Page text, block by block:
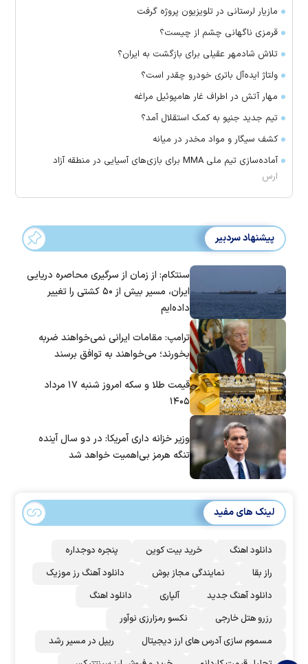
مازیار لرستانی در تلویزیون پروژه گرفت
قرمزی ناگهانی چشم از چیست؟
تلاش شادمهر عقیلی برای بازگشت به ایران؟
ولتاژ ایده‌آل باتری خودرو چقدر است؟
مهار آتش در اطراف غار هامپوئیل مراغه
تیم جدید جنپو به کمک استقلال آمد؟
کشف سیگار و مواد مخدر در میانه
آماده‌سازی تیم ملی MMA برای بازی‌های آسیایی در منطقه آزاد
ارس
پیشنهاد سردبیر
سنتکام: از زمان از سرگیری محاصره دریایی
ایران، مسیر بیش از ۵۰ کشتی را تغییر
داده‌ایم
ترامپ: مقامات ایرانی نمی‌خواهند ضربه
بخورند؛ می‌خواهند به توافق برسند
قیمت طلا و سکه امروز شنبه ۱۷ مرداد
۱۴۰۵
وزیر خزانه داری آمریکا: در دو سال آینده
تنگه هرمز بی‌اهمیت خواهد شد
لینک های مفید
دانلود اهنگ خرید بیت کوین
پنجره دوجداره
راز بقا
نمایندگی مجاز بوش
دانلود آهنگ رز‌ موزیک
دانلود آهنگ جدید
آلپاری
دانلود اهنگ
رزرو هتل خارجی
نکسو رمزارزی نوآور
مسموم سازی آدرس های ارز دیجیتال
ریپل در مسیر رشد